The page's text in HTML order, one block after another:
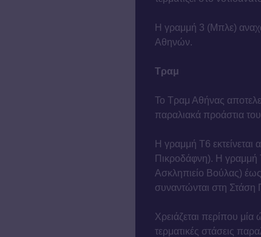
Η γραμμή 3 (Μπλε)
Αθηνών.
Τραμ
Το Τραμ Αθήνας
παραλιακά προάστια
Η γραμμή Τ6
Πικροδάφνη). Η γραμμή
Ασκληπιείο Βούλας)
συναντώνται στη Στάση
Χρειάζεται περίπου
τερματικές στάσεις